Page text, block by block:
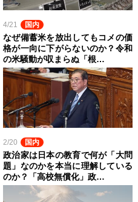
4/21 国内
なぜ備蓄米を放出してもコメの価
格が一向に下がらないのか？令和
の米騒動が収まらぬ「根…
2/20 国内
政治家は日本の教育で何が「大問
題」なのかを本当に理解している
のか？「高校無償化」政…